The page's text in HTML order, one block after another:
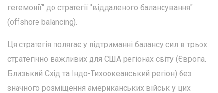
гегемонії" до стратегії "віддаленого балансування"
(offshore balancing).
Ця стратегія полягає у підтриманні балансу сил в трьох
стратегічно важливих для США регіонах світу (Європа,
Близький Схід та Індо-Тихоокеанський регіон) без
значного розміщення американських військ у цих